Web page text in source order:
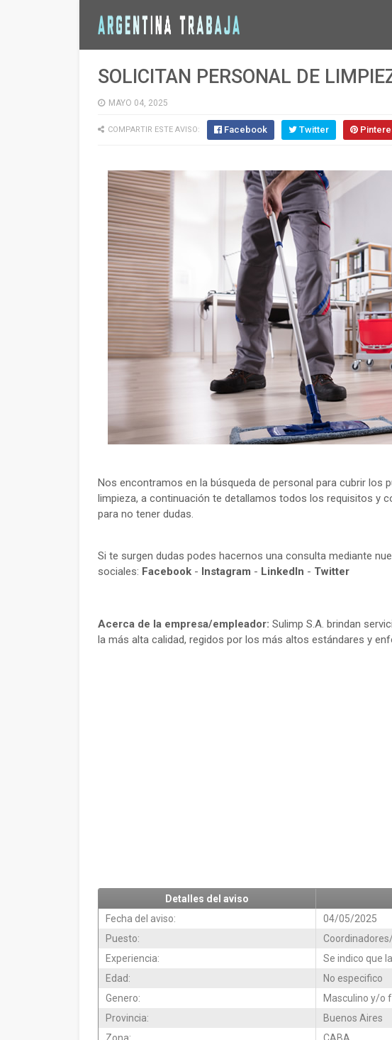
SOLICITAN PERSONAL DE
MAYO 04, 2025
COMPARTIR ESTE AVISO: Facebook Twitter
Nos encontramos en la búsqueda de personal para cubrir los
limpieza, a continuación te detallamos todos los requisitos y
para no tener dudas.
Si te surgen dudas podes hacernos una consulta mediante
sociales: Facebook - Instagram - LinkedIn - Twitter
Acerca de la empresa/empleador: Sulimp S.A. brindan
la más alta calidad, regidos por los más altos estándares y
Detalles del aviso
Fecha del aviso:
04/05/2025
Puesto:
Experiencia:
Se indico que
Edad:
No especifico
Genero:
Masculino y/o
Provincia:
Buenos Aires